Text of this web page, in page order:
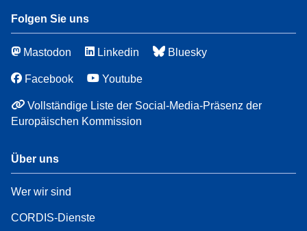
Folgen Sie uns
Mastodon Linkedin Bluesky
Facebook Youtube
Vollständige Liste der Social-Media-Präsenz der
Europäischen Kommission
Über uns
Wer wir sind
CORDIS-Dienste